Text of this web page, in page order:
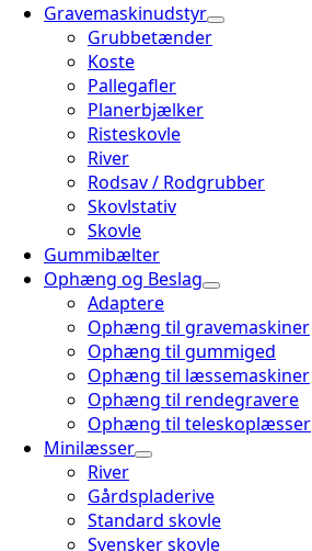
Gravemaskinudstyr
Grubbetænder
Koste
Pallegafler
Planerbjælker
Risteskovle
River
Rodsav / Rodgrubber
Skovlstativ
Skovle
Gummibælter
Ophæng og Beslag
Adaptere
Ophæng til gravemaskiner
Ophæng til gummiged
Ophæng til læssemaskiner
Ophæng til rendegravere
Ophæng til teleskoplæsser
Minilæsser
River
Gårdspladerive
Standard skovle
Svensker skovle